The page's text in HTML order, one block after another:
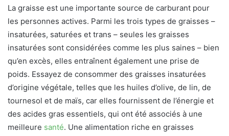
La graisse est une importante source de carburant pour
les personnes actives. Parmi les trois types de graisses –
insaturées, saturées et trans – seules les graisses
insaturées sont considérées comme les plus saines – bien
qu’en excès, elles entraînent également une prise de
poids. Essayez de consommer des graisses insaturées
d’origine végétale, telles que les huiles d’olive, de lin, de
tournesol et de maïs, car elles fournissent de l’énergie et
des acides gras essentiels, qui ont été associés à une
meilleure santé. Une alimentation riche en graisses